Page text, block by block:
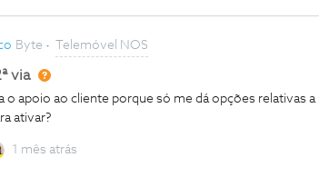
Byte Telemóvel NOS
via
o apoio ao cliente porque só me dá opções relativas
ativar?
1 mês atrás